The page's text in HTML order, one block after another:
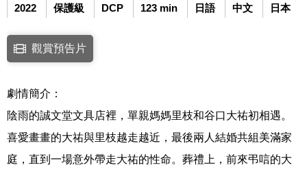
2022 保護級 DCP 123 min 日語 中文 日本
點擊下列連結開啟視窗後，可使用鍵盤Tab鍵移至影片中央播放鍵，再
連結至Youtube網站觀看此影片(開新視窗)
觀賞預告片
劇情簡介：
陰雨的誠文堂文具店裡，單親媽媽里枝和谷口大祐初相遇。
喜愛畫畫的大祐與里枝越走越近，最後兩人結婚共組美滿家
庭，直到一場意外帶走大祐的性命。葬禮上，前來弔唁的大